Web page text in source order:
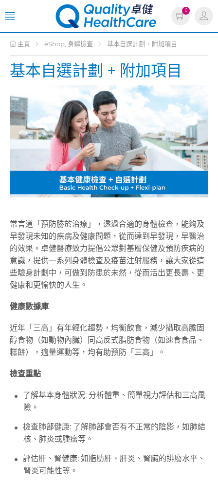
0
主頁 eShop, 身體檢查 基本自選計劃 + 附加項目
基本自選計劃 + 附加項目
常言道「預防勝於治療」，透過合適的身體檢查，能夠及
早發現未知的疾病及健康問題，從而達到早發現，早醫治
的效果。卓健醫療致力提倡公眾對基層保健及預防疾病的
意識，提供一系列身體檢查及疫苗注射服務，讓大家從這
些驗身計劃中，可做到防患於未然，從而活出更長壽、更
健康和更愉快的人生。
健康數據庫
近年「三高」有年輕化趨勢，均衡飲食，減少攝取高膽固
醇食物（如動物內臟）同高反式脂肪食物（如速食食品、
糕餅），適量運動等，均有助預防「三高」。
檢查重點
了解基本身體狀況: 分析體重、簡單視力評估和三高風
險。
檢查肺部健康: 了解肺部會否有不正常的陰影，如肺結
核、肺炎或腫瘤等。
評估肝、腎健康: 如脂肪肝、肝炎、腎臟的排廢水平、
腎炎可能性等。